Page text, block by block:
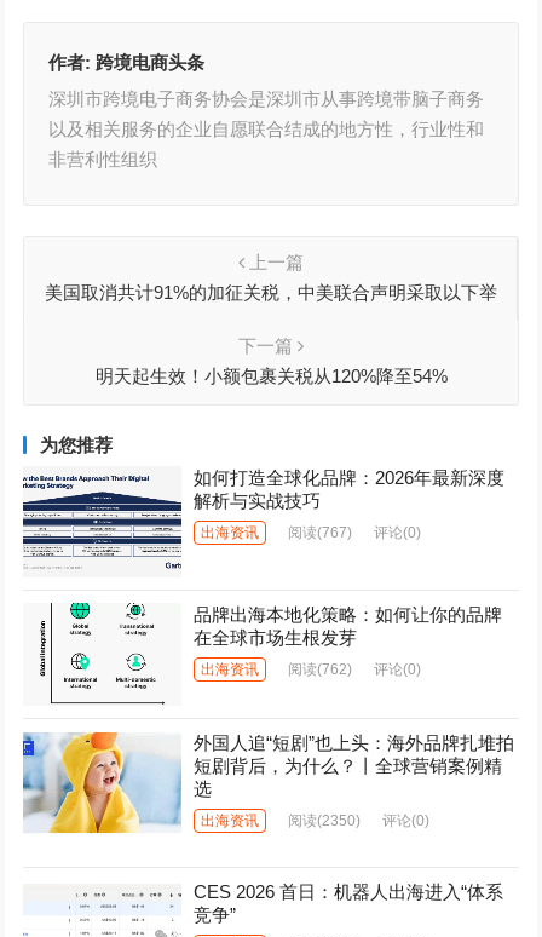
作者: 跨境电商头条
深圳市跨境电子商务协会是深圳市从事跨境带脑子商务
以及相关服务的企业自愿联合结成的地方性，行业性和
非营利性组织
上一篇
美国取消共计91%的加征关税，中美联合声明采取以下举
下一篇
明天起生效！小额包裹关税从120%降至54%
为您推荐
如何打造全球化品牌：2026年最新深度
解析与实战技巧
出海资讯 阅读(767) 评论(0)
品牌出海本地化策略：如何让你的品牌
在全球市场生根发芽
出海资讯 阅读(762) 评论(0)
外国人追“短剧”也上头：海外品牌扎堆拍
短剧背后，为什么？丨全球营销案例精
选
出海资讯 阅读(2350) 评论(0)
CES 2026 首日：机器人出海进入“体系
竞争”